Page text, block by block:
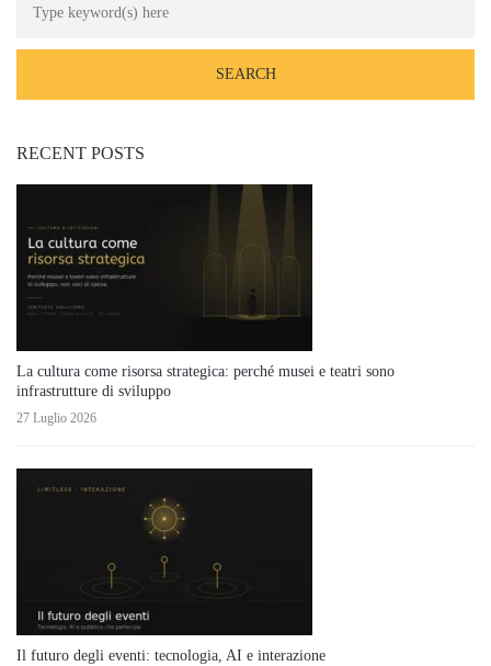
RECENT POSTS
La cultura come risorsa strategica: perché musei e teatri sono
infrastrutture di sviluppo
27 Luglio 2026
Il futuro degli eventi: tecnologia, AI e interazione